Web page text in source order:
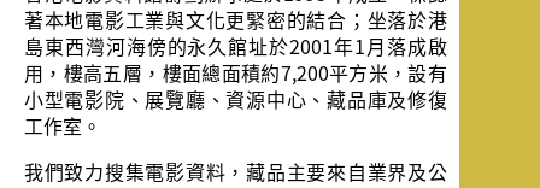
著本地電影工業與文化更緊密的結合；坐落於港
島東西灣河海傍的永久館址於2001年1月落成啟
用，樓高五層，樓面總面積約7,200平方米，設有
小型電影院、展覽廳、資源中心、藏品庫及修復
工作室。
我們致力搜集電影資料，藏品主要來自業界及公